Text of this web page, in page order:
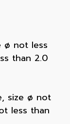
ø not less
than 2.0
size ø not
less than